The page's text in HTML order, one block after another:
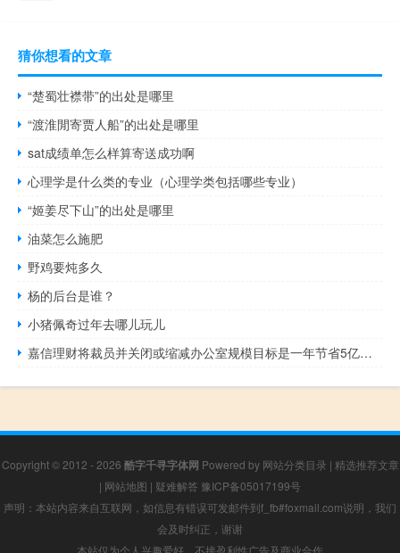
猜你想看的文章
“楚蜀壮襟带”的出处是哪里
“渡淮閒寄贾人船”的出处是哪里
sat成绩单怎么样算寄送成功啊
心理学是什么类的专业（心理学类包括哪些专业）
“姬姜尽下山”的出处是哪里
油菜怎么施肥
野鸡要炖多久
杨的后台是谁？
小猪佩奇过年去哪儿玩儿
嘉信理财将裁员并关闭或缩减办公室规模目标是一年节省5亿美元
Copyright © 2012 - 2026 酷字千寻字体网 Powered by 网站分类目录 | 精选推荐文章
| 网站地图 | 疑难解答 豫ICP备05017199号
声明：本站内容来自互联网，如信息有错误可发邮件到f_fb#foxmail.com说明，我们
会及时纠正，谢谢